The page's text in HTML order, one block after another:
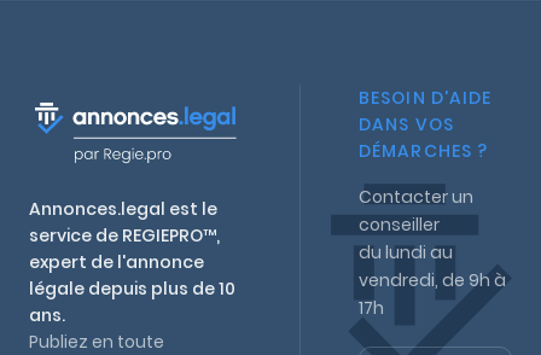
Annonces.legal est le
service de REGIEPRO™,
expert de l'annonce
légale depuis plus de 10
ans.
Publiez en toute
BESOIN D'AIDE
DANS VOS
DÉMARCHES ?
Contacter un
conseiller
du lundi au
vendredi, de 9h à
17h